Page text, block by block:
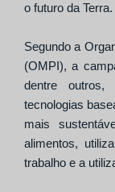
o futuro da Terra.
Segundo a
(OMPI), a
dentre outros,
tecnologias
mais
alimentos,
trabalho e a